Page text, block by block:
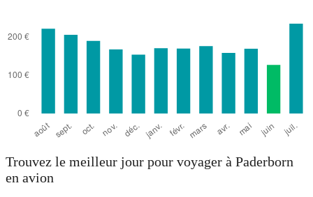
Nuremberg
Trouvez le meilleur jour pour voyager à Paderborn
en avion